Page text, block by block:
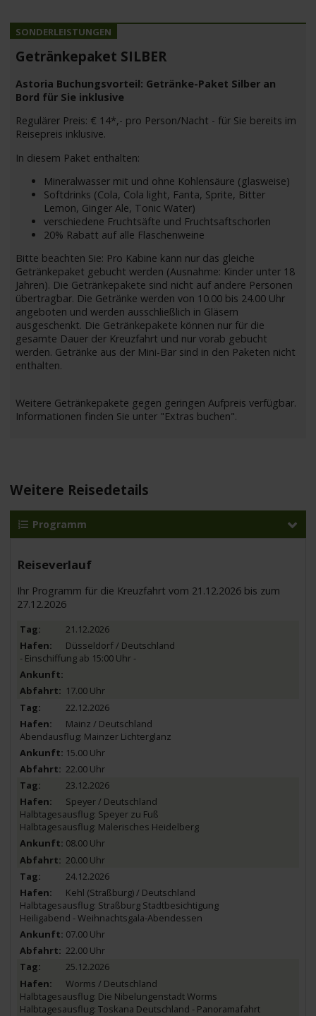
Getränkepaket SILBER
Astoria Buchungsvorteil: Getränke-Paket Silber an
Bord für Sie inklusive
Regulärer Preis: € 14*,- pro Person/Nacht - für Sie bereits im
Reisepreis inklusive.
In diesem Paket enthalten:
Mineralwasser mit und ohne Kohlensäure (glasweise)
Softdrinks (Cola, Cola light, Fanta, Sprite, Bitter
Lemon, Ginger Ale, Tonic Water)
verschiedene Fruchtsäfte und Fruchtsaftschorlen
20% Rabatt auf alle Flaschenweine
Bitte beachten Sie: Pro Kabine kann nur das gleiche
Getränkepaket gebucht werden (Ausnahme: Kinder unter 18
Jahren). Die Getränkepakete sind nicht auf andere Personen
übertragbar. Die Getränke werden von 10.00 bis 24.00 Uhr
angeboten und werden ausschließlich in Gläsern
ausgeschenkt. Die Getränkepakete können nur für die
gesamte Dauer der Kreuzfahrt und nur vorab gebucht
werden. Getränke aus der Mini-Bar sind in den Paketen nicht
enthalten.
Weitere Getränkepakete gegen geringen Aufpreis verfügbar.
Informationen finden Sie unter "Extras buchen".
Weitere Reisedetails
Programm
Reiseverlauf
Ihr Programm für die Kreuzfahrt vom 21.12.2026 bis zum
27.12.2026
21.12.2026
Düsseldorf / Deutschland
- Einschiffung ab 15:00 Uhr -
17.00 Uhr
22.12.2026
Mainz / Deutschland
Abendausflug: Mainzer Lichterglanz
15.00 Uhr
22.00 Uhr
23.12.2026
Speyer / Deutschland
Halbtagesausflug: Speyer zu Fuß
Halbtagesausflug: Malerisches Heidelberg
08.00 Uhr
20.00 Uhr
24.12.2026
Kehl (Straßburg) / Deutschland
Halbtagesausflug: Straßburg Stadtbesichtigung
Heiligabend - Weihnachtsgala-Abendessen
07.00 Uhr
22.00 Uhr
25.12.2026
Worms / Deutschland
Halbtagesausflug: Die Nibelungenstadt Worms
Halbtagesausflug: Toskana Deutschland - Panoramafahrt